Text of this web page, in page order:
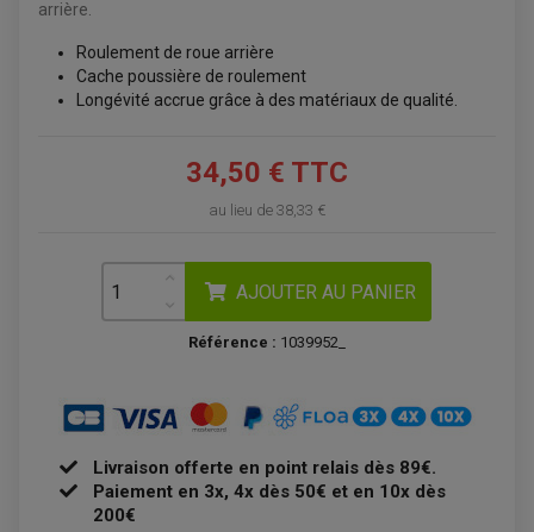
BAGAGERIE SOUPLE
ACCESSOIRE GPS, SMARTPHONE
TOP CASE ET VALISES
SILENCIEUX / ÉCHAPPEMENT MOTO
ÉLECTRICITÉ
BATTERIE
CHARGEUR BATTERIE
CLIGNOTANT MOTO
CLIGNOTANT TYPE ORIGINE
ÉCHAPEMENT SCOOTER
ELECTRICITÉ
CLIGNOTANT TYPE ORIGINE
CHARGEUR DE BATTERIE
REDRESSEUR / RÉGULATEUR
ECLAIRAGE SCOOTER
POMPE A ESSENCE
REPOSE PIED QUAD
BAGAGERIE / TREUIL / ATTELAGE
ÉCHAPPEMENT QUAD
ENTRETIEN QUAD / SSV
BATTERIE
FILTRE A AIR QUAD
ÉQUIPEMENT ÉLECTRIQUE
COMPTEUR D'HEURE
TRANSMISSION
KIT CHAÎNE
POMPE À EAU BOYESEN
KIT RÉPARATION CARBU
KIT RÉPARATION POMPE A EAU
arrière.
Roulement de roue arrière
Cache poussière de roulement
Longévité accrue grâce à des matériaux de qualité.
34,50 € TTC
au lieu de 38,33 €
AJOUTER AU PANIER
Référence : 1039952_
Livraison offerte en point relais dès 89€.
Paiement en 3x, 4x dès 50€ et en 10x dès
200€